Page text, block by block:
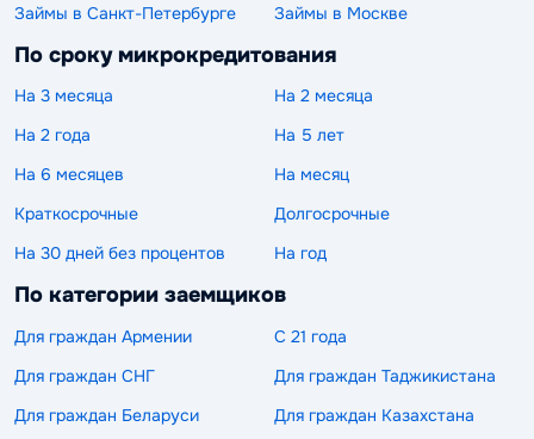
Займы в Санкт-Петербурге Займы в Москве
По сроку микрокредитования
На 3 месяца
На 2 месяца
На 2 года
На 5 лет
На 6 месяцев
На месяц
Краткосрочные
Долгосрочные
На 30 дней без процентов
На год
По категории заемщиков
Для граждан Армении
С 21 года
Для граждан СНГ
Для граждан Таджикистана
Для граждан Беларуси
Для граждан Казахстана